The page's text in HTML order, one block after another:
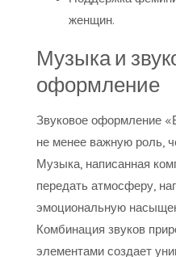
женщин.
Музыка и
оформление
Звуковое оформление
не менее важную роль,
Музыка, написанная
передать атмосферу,
эмоциональную
Комбинация звуков
элементами создает